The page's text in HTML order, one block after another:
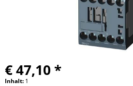
€ 47,10 *
Inhalt: 1